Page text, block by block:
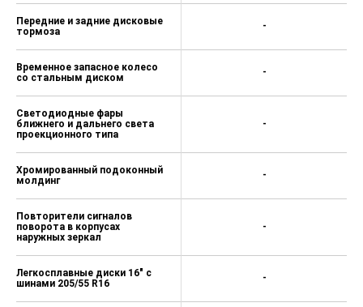
Передние и задние дисковые
тормоза
Временное запасное колесо
со стальным диском
Светодиодные фары
ближнего и дальнего света
проекционного типа
Хромированный подоконный
молдинг
Повторители сигналов
поворота в корпусах
наружных зеркал
Легкосплавные диски 16" с
шинами 205/55 R16
-
-
-
-
-
-